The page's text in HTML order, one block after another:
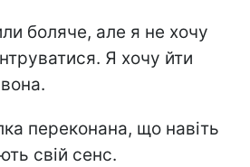
боляче, але я не хочу
Я хочу йти
переконана, що навіть
свій сенс.